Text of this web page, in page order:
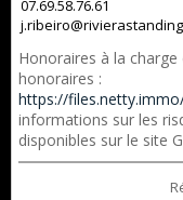
07.69.58.76.61
Honoraires à la
honoraires :
https://
informations sur les
disponibles sur le site